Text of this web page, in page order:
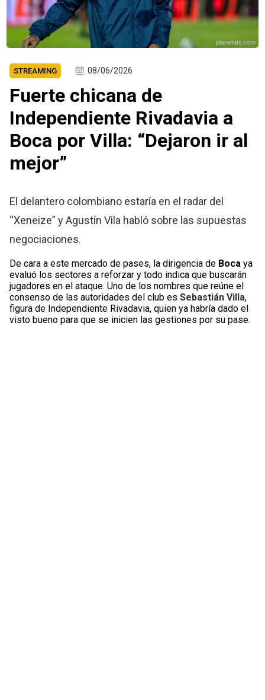
planetabj.com
STREAMING 08/06/2026
Fuerte chicana de
Independiente Rivadavia a
Boca por Villa: “Dejaron ir al
mejor”
El delantero colombiano estaría en el radar del
“Xeneize” y Agustín Vila habló sobre las supuestas
negociaciones.
De cara a este mercado de pases, la dirigencia de Bocaya
evaluó los sectores a reforzar y todo indica que buscarán
jugadores en el ataque. Uno de los nombres que reúne el
consenso de las autoridades del club esSebastián Villa,
figura de Independiente Rivadavia, quien ya habría dado el
visto bueno para que se inicien las gestiones por su pase.